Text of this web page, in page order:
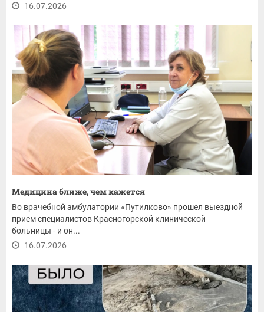
16.07.2026
Медицина ближе, чем кажется
Во врачебной амбулатории «Путилково» прошел выездной
прием специалистов Красногорской клинической
больницы - и он...
16.07.2026